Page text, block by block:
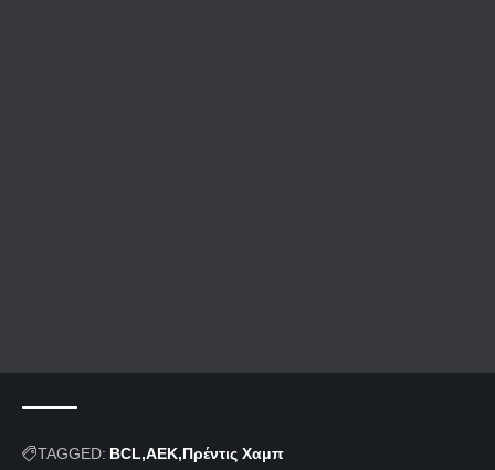
TAGGED: BCL ΑΕΚ Πρέντις Χαμπ